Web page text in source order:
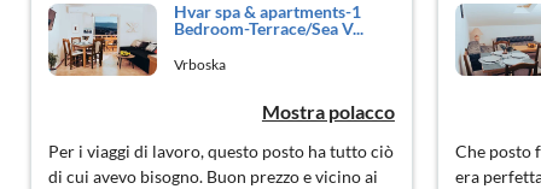
Hvar spa & apartments-1
Bedroom-Terrace/Sea V...
Vrboska
Mostra polacco
Per i viaggi di lavoro, questo posto ha tutto ciò
di cui avevo bisogno. Buon prezzo e vicino ai
Che posto
era